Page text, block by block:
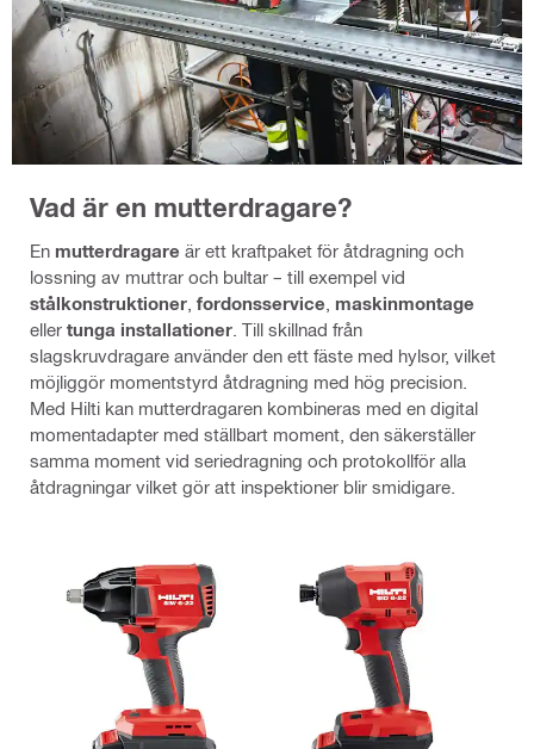
Vad är en mutterdragare?
En mutterdragare är ett kraftpaket för åtdragning och
lossning av muttrar och bultar – till exempel vid
stålkonstruktioner fordonsservice maskinmontage
eller tunga installationer . Till skillnad från
slagskruvdragare använder den ett fäste med hylsor, vilket
möjliggör momentstyrd åtdragning med hög precision.
Med Hilti kan mutterdragaren kombineras med en digital
momentadapter med ställbart moment, den säkerställer
samma moment vid seriedragning och protokollför alla
åtdragningar vilket gör att inspektioner blir smidigare.